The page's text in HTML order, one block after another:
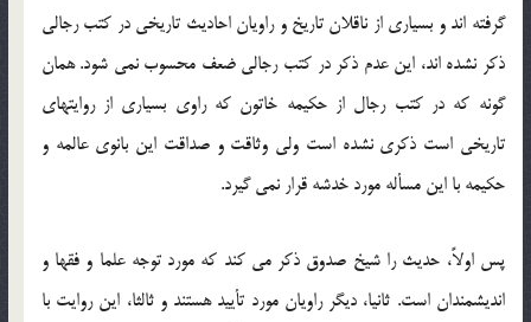
گرفته اند و بسیاری از ناقلان تاریخ و راویان احادیث تاریخی در کتب رجالی
ذکر نشده اند، این عدم ذکر در کتب رجالی ضعف محسوب نمی شود. همان
گونه که در کتب رجال از حکیمه خاتون که راوی بسیاری از روایتهای
تاریخی است ذکری نشده است ولی وثاقت و صداقت این بانوی عالمه و
حکیمه با این مسأله مورد خدشه قرار نمی گیرد.
پس اولاً، حدیث را شیخ صدوق ذکر می کند که مورد توجه علما و فقها و
اندیشمندان است. ثانیا، دیگر راویان مورد تأیید هستند و ثالثا، این روایت با